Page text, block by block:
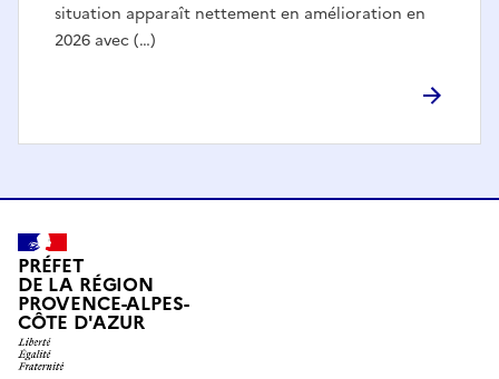
situation apparaît nettement en amélioration en
2026 avec (…)
PRÉFET
DE LA RÉGION
PROVENCE-ALPES-
CÔTE D'AZUR